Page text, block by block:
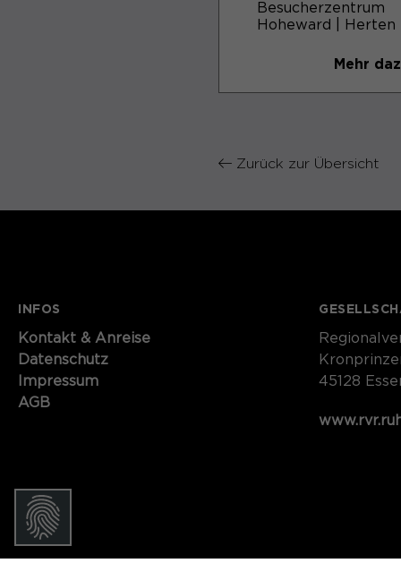
Besucherzentrum
Hoheward | Herten
Mehr
Zurück zur Übersicht
INFOS
Kontakt​​​​​ & Anreise
Datenschutz
Impressum
AGB
45128